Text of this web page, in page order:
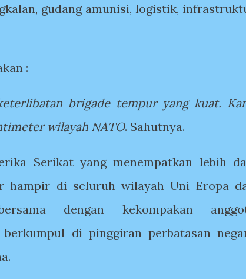
gudang amunisi, logistik,
:
brigade tempur yang kuat.
wilayah NATO. Sahutnya.
Serikat yang menempatkan lebih
hampir di seluruh wilayah Uni Eropa
dengan kekompakan
di pinggiran perbatasan